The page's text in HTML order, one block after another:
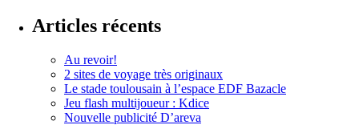
Articles récents
Au revoir!
2 sites de voyage très originaux
Le stade toulousain à l’espace EDF Bazacle
Jeu flash multijoueur : Kdice
Nouvelle publicité D’areva